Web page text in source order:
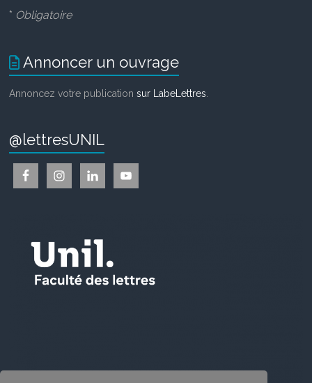
* Obligatoire
Annoncer un ouvrage
Annoncez votre publicationsur LabeLettres
@lettresUNIL